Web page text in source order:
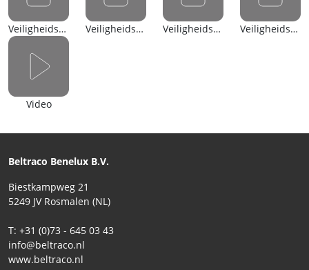
Veiligheidsblad (nl) Veiligheidsblad (en) Veiligheidsblad (nl) Veiligheidsblad (en)
Video
Beltraco Benelux B.V.
Biestkampweg 21
5249 JV Rosmalen (NL)
T: +31 (0)73 - 645 03 43
info@beltraco.nl
www.beltraco.nl